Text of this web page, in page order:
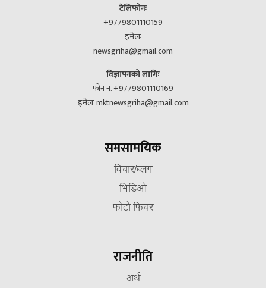
टेलिफोनः
+9779801110159
इमेलः
newsgriha@gmail.com
विज्ञापनको लागिः
फोन नं. +9779801110169
इमेलः mktnewsgriha@gmail.com
समसामयिक
विचार/ब्लग
भिडिओ
फोटो फिचर
राजनीति
अर्थ